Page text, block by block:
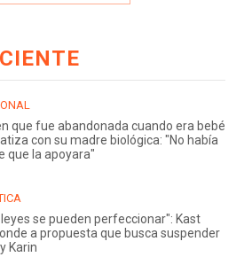
que fue abandonada cuando era bebé
con su madre biológica: "No había
que la apoyara"
se pueden perfeccionar": Kast
a propuesta que busca suspender
Karin